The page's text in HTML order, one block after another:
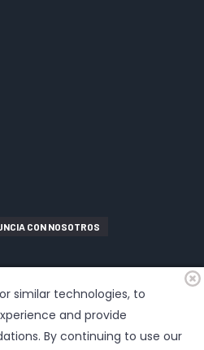
CON NOSOTROS
similar technologies, to
and provide
By continuing to use our